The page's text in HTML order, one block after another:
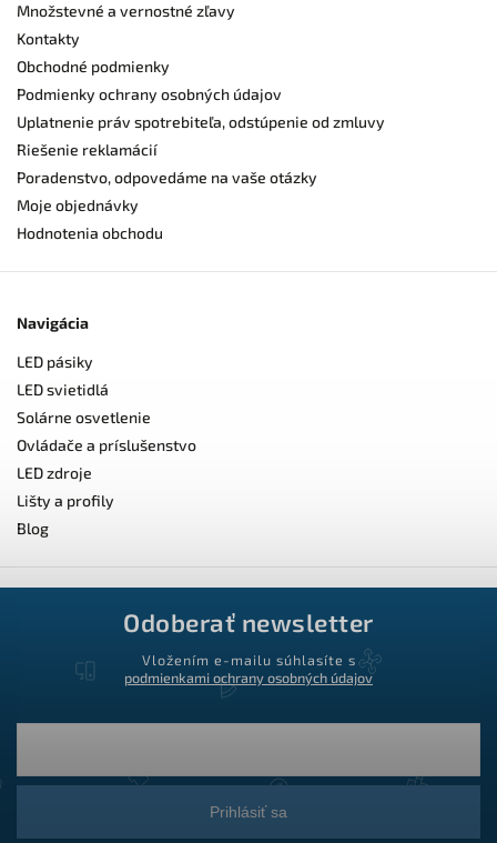
Množstevné a vernostné zľavy
Kontakty
Obchodné podmienky
Podmienky ochrany osobných údajov
Uplatnenie práv spotrebiteľa, odstúpenie od zmluvy
Riešenie reklamácií
Poradenstvo, odpovedáme na vaše otázky
Moje objednávky
Hodnotenia obchodu
Navigácia
LED pásiky
LED svietidlá
Solárne osvetlenie
Ovládače a príslušenstvo
LED zdroje
Lišty a profily
Blog
Odoberať newsletter
Vložením e-mailu súhlasíte s
podmienkami ochrany osobných údajov
Prihlásiť sa